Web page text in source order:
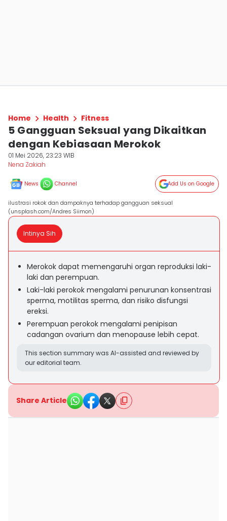
Home Health Fitness
5 Gangguan Seksual yang Dikaitkan
dengan Kebiasaan Merokok
01 Mei 2026, 23:23 WIB
Nena Zakiah
News Channel Add Us on Google
ilustrasi rokok dan dampaknya terhadap gangguan seksual
(unsplash.com/Andres Siimon)
Intinya Sih
Merokok dapat memengaruhi organ reproduksi laki-
laki dan perempuan.
Laki-laki perokok mengalami penurunan konsentrasi
sperma, motilitas sperma, dan risiko disfungsi
ereksi.
Perempuan perokok mengalami penipisan
cadangan ovarium dan menopause lebih cepat.
This section summary was AI-assisted and reviewed by
our editorial team.
Share Article